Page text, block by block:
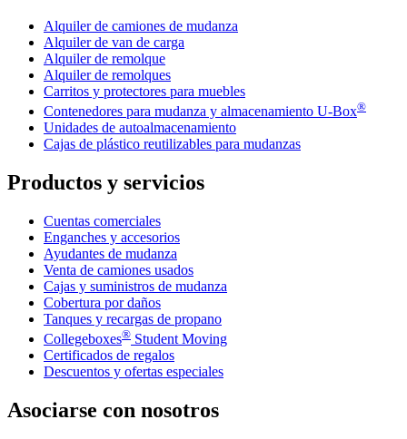
Alquiler de camiones de mudanza
Alquiler de van de carga
Alquiler de remolque
Alquiler de remolques
Carritos y protectores para muebles
Contenedores para mudanza y almacenamiento U-Box®
Unidades de autoalmacenamiento
Cajas de plástico reutilizables para mudanzas
Productos y servicios
Cuentas comerciales
Enganches y accesorios
Ayudantes de mudanza
Venta de camiones usados
Cajas y suministros de mudanza
Cobertura por daños
Tanques y recargas de propano
Collegeboxes® Student Moving
Certificados de regalos
Descuentos y ofertas especiales
Asociarse con nosotros